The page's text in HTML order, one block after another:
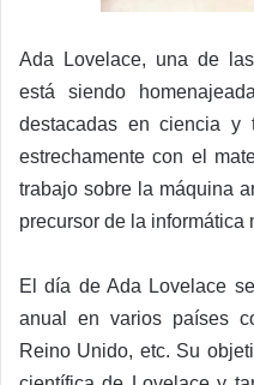
Ada Lovelace, una de
está siendo
destacadas en ciencia y
estrechamente con el
trabajo sobre la máquina
precursor de la informática
El día de Ada Lovelace
anual en varios países
Reino Unido, etc. Su